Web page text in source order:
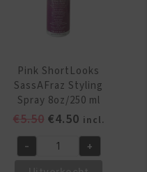
Pink ShortLooks
SassAFraz Styling
Spray 8oz/250 ml
€5.50 Oorspronkelijke
was:
€4.50Huidige
prijs
is:
incl.
Pink
- +